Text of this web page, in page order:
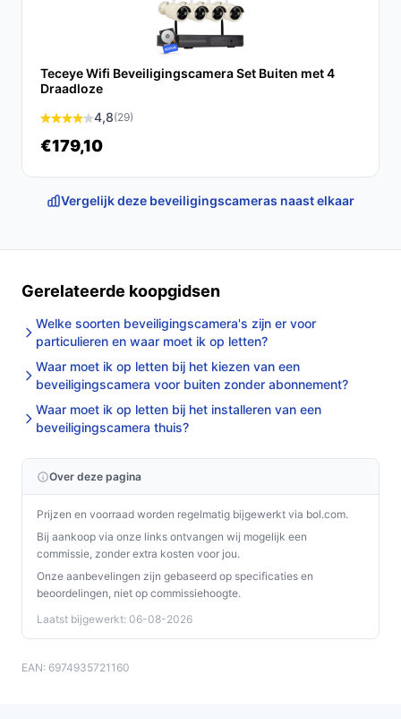
uitstekende keuze voor iedereen die op zoek is naar
bewakingsoplossing voor binnen. Met zijn scherpe
beelden, bewegingsdetectie en flexibele installatie,
biedt het gemoedsrust en veiligheid in één pakket.
Ontdek alle specificaties en vergelijk prijzen op
past bij jouw behoeften!
Teceye Wifi Beveiligingscamera Set Buiten met 4
Draadloze
4,8(29)
€179,10
Vergelijk deze beveiligingscameras naast elkaar
Gerelateerde koopgidsen
Welke soorten beveiligingscamera's zijn er voor
particulieren en waar moet ik op letten?
Waar moet ik op letten bij het kiezen van een
beveiligingscamera voor buiten zonder abonnement?
Waar moet ik op letten bij het installeren van een
beveiligingscamera thuis?
Over deze pagina
Prijzen en voorraad worden regelmatig bijgewerkt via bol.com.
Bij aankoop via onze links ontvangen wij mogelijk een
commissie, zonder extra kosten voor jou.
Onze aanbevelingen zijn gebaseerd op specificaties en
beoordelingen, niet op commissiehoogte.
Laatst bijgewerkt: 06-08-2026
EAN: 6974935721160